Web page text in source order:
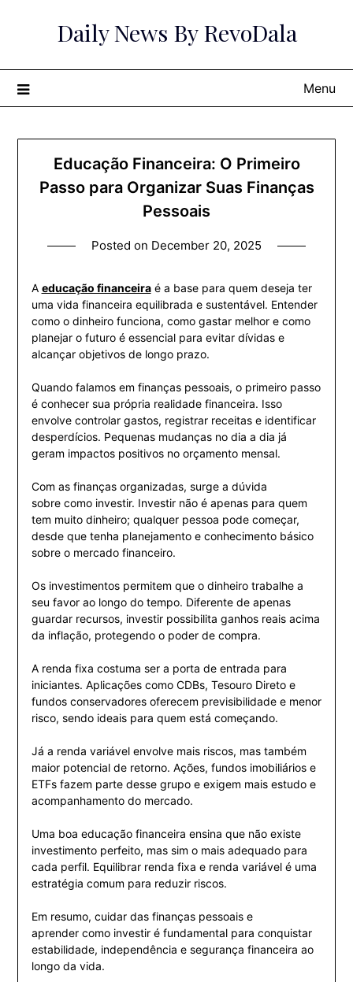
Daily News By RevoDala
Menu
Educação Financeira: O Primeiro
Passo para Organizar Suas Finanças
Pessoais
Posted on December 20, 2025
A educação financeiraé a base para quem deseja ter
uma vida financeira equilibrada e sustentável. Entender
como o dinheiro funciona, como gastar melhor e como
planejar o futuro é essencial para evitar dívidas e
alcançar objetivos de longo prazo.
Quando falamos em finanças pessoais, o primeiro passo
é conhecer sua própria realidade financeira. Isso
envolve controlar gastos, registrar receitas e identificar
desperdícios. Pequenas mudanças no dia a dia já
geram impactos positivos no orçamento mensal.
Com as finanças organizadas, surge a dúvida
sobre como investir. Investir não é apenas para quem
tem muito dinheiro; qualquer pessoa pode começar,
desde que tenha planejamento e conhecimento básico
sobre o mercado financeiro.
Os investimentos permitem que o dinheiro trabalhe a
seu favor ao longo do tempo. Diferente de apenas
guardar recursos, investir possibilita ganhos reais acima
da inflação, protegendo o poder de compra.
A renda fixa costuma ser a porta de entrada para
iniciantes. Aplicações como CDBs, Tesouro Direto e
fundos conservadores oferecem previsibilidade e menor
risco, sendo ideais para quem está começando.
Já a renda variável envolve mais riscos, mas também
maior potencial de retorno. Ações, fundos imobiliários e
ETFs fazem parte desse grupo e exigem mais estudo e
acompanhamento do mercado.
Uma boa educação financeira ensina que não existe
investimento perfeito, mas sim o mais adequado para
cada perfil. Equilibrar renda fixa e renda variável é uma
estratégia comum para reduzir riscos.
Em resumo, cuidar das finanças pessoais e
aprender como investir é fundamental para conquistar
estabilidade, independência e segurança financeira ao
longo da vida.